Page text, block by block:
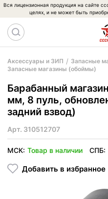
Вся лицензионная продукция на сайте
целях, и не может быть
Аксессуары и ЗИП
Запасные
Запасные магазины (обоймы)
Барабанный
мм, 8 пуль,
задний взвод)
Арт. 310512707
МСК: Товар в наличии СПБ:
Добавить в избранное